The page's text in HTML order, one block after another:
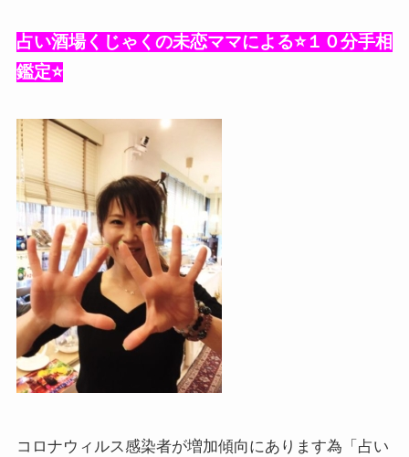
占い酒場くじゃくの未恋ママによる⭐️１０分手相
鑑定⭐️
コロナウィルス感染者が増加傾向にあります為「占い